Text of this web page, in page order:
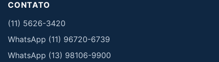
CONTATO
(11) 5626-3420
WhatsApp (11) 96720-6739
WhatsApp (13) 98106-9900